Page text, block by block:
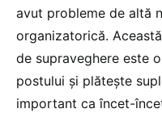
avut probleme de altă
organizatorică.
de supraveghere este
postului și plătește
important ca încet-